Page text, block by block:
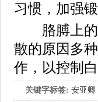
习惯，加强
胳膊上的
散的原因多
作，以控制
关键字标签: 安亚卿